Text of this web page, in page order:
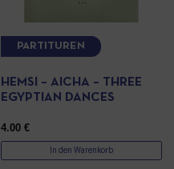
PARTITUREN
HEMSI – AICHA – THREE
EGYPTIAN DANCES
4.00€
In den Warenkorb